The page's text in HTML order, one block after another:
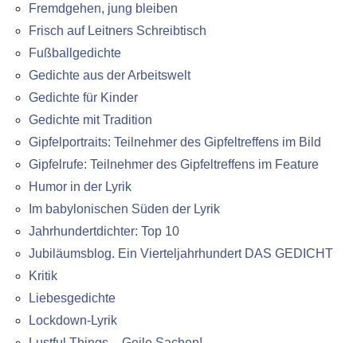
Fremdgehen, jung bleiben
Frisch auf Leitners Schreibtisch
Fußballgedichte
Gedichte aus der Arbeitswelt
Gedichte für Kinder
Gedichte mit Tradition
Gipfelportraits: Teilnehmer des Gipfeltreffens im Bild
Gipfelrufe: Teilnehmer des Gipfeltreffens im Feature
Humor in der Lyrik
Im babylonischen Süden der Lyrik
Jahrhundertdichter: Top 10
Jubiläumsblog. Ein Vierteljahrhundert DAS GEDICHT
Kritik
Liebesgedichte
Lockdown-Lyrik